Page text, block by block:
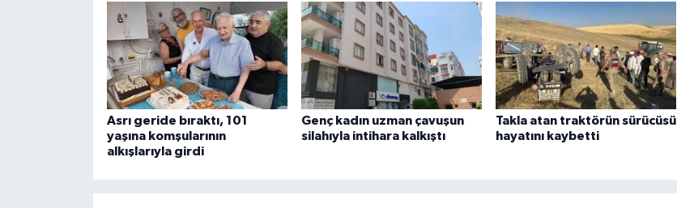
Asrı geride bıraktı, 101
yaşına komşularının
alkışlarıyla girdi
Genç kadın uzman çavuşun
silahıyla intihara kalkıştı
Takla atan traktörün sürücüsü
hayatını kaybetti